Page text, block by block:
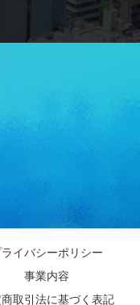
ライバシーポリシー
事業内容
取引法に基づく表記